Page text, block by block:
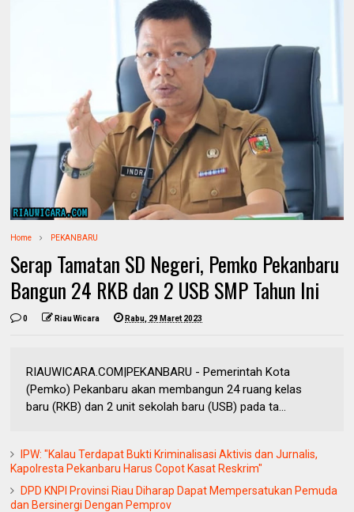
Home PEKANBARU
Serap Tamatan SD Negeri, Pemko Pekanbaru
Bangun 24 RKB dan 2 USB SMP Tahun Ini
0 Riau Wicara Rabu, 29 Maret 2023
RIAUWICARA.COM|PEKANBARU - Pemerintah Kota
(Pemko) Pekanbaru akan membangun 24 ruang kelas
baru (RKB) dan 2 unit sekolah baru (USB) pada ta...
IPW: "Kalau Terdapat Bukti Kriminalisasi Aktivis dan Jurnalis,
Kapolresta Pekanbaru Harus Copot Kasat Reskrim"
DPD KNPI Provinsi Riau Diharap Dapat Mempersatukan Pemuda
dan Bersinergi Dengan Pemprov